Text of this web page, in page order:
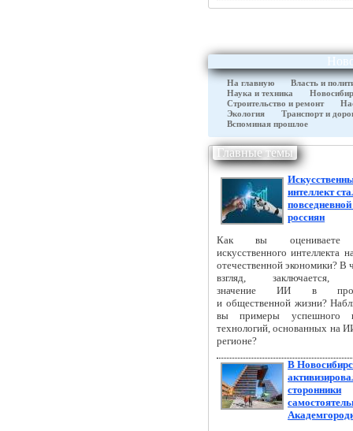
На главную
Власть и
Наука и техника
Строительство и ремонт
Экология
Транспорт и
Вспоминая прошлое
Главные темы
интеллект
россиян
Как вы оцениваете
искусственного интеллекта
отечественной экономики? В
взгляд, заключается,
значение ИИ в
и общественной жизни?
вы примеры успешного
технологий, основанных на
регионе?
В
сторонники